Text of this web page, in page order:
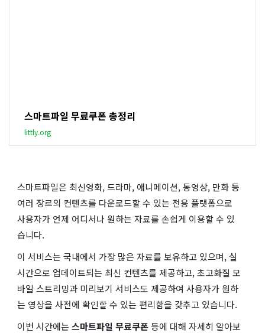
스마트파일 무료쿠폰 총정리
littly.org
스마트파일은 최신영화, 드라마, 애니메이션, 동영상, 만화 등
여러 장르의 컨텐츠를 다운로드할 수 있는 전용 플랫폼으로
사용자가 언제 어디서나 원하는 자료를 손쉽게 이용할 수 있
습니다.
이 서비스는 국내에서 가장 많은 자료를 보유하고 있으며, 실
시간으로 업데이트되는 최신 컨텐츠를 제공하고, 초고화질 모
바일 스트리밍과 미리보기 서비스도 제공하여 사용자가 원하
는 영상을 사전에 확인할 수 있는 편리함을 갖추고 있습니다.
이번 시간에는 스마트파일 무료쿠폰등에 대해 자세히 알아보